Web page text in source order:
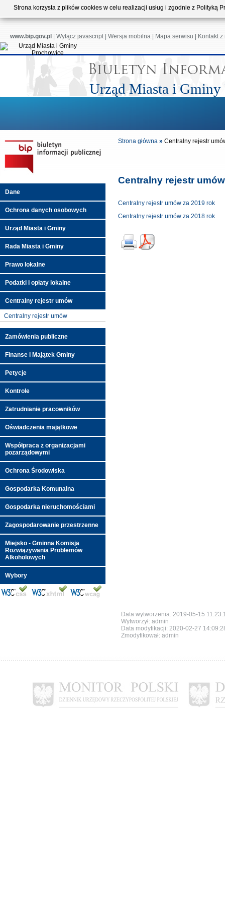
Strona korzysta z plików cookies w celu realizacji usług i zgodnie z
www.bip.gov.pl Wyłącz javascript| Wersja mobilna Mapa serwisu Kontakt
Urząd Miasta i Gminy
Dane
Ochrona danych osobowych
Urząd Miasta i Gminy
Rada Miasta i Gminy
Prawo lokalne
Podatki i opłaty lokalne
Centralny rejestr umów
Centralny rejestr umów
Zamówienia publiczne
Finanse i Majątek Gminy
Petycje
Kontrole
Zatrudnianie pracowników
Oświadczenia majątkowe
Współpraca z organizacjami
pozarządowymi
Ochrona Środowiska
Gospodarka Komunalna
Gospodarka nieruchomościami
Zagospodarowanie przestrzenne
Miejsko - Gminna Komisja
Rozwiązywania Problemów
Alkoholowych
Wybory
Strona główna » Centralny rejestr
Centralny rejestr
Centralny rejestr umów za 2019 rok
Centralny rejestr umów za 2018 rok
Data wytworzenia: 2019-05-15
Wytworzył: admin
Data modyfikacji: 2020-02-27
Zmodyfikował: admin